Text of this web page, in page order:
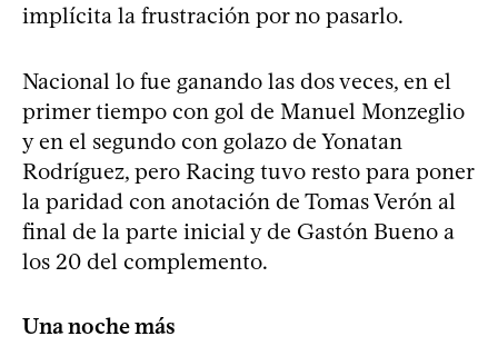
implícita la frustración por no pasarlo.
Nacional lo fue ganando las dos veces, en el
primer tiempo con gol de Manuel Monzeglio
y en el segundo con golazo de Yonatan
Rodríguez, pero Racing tuvo resto para poner
la paridad con anotación de Tomas Verón al
final de la parte inicial y de Gastón Bueno a
los 20 del complemento.
Una noche más